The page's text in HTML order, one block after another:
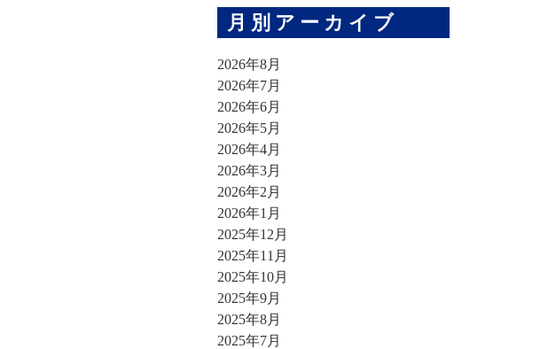
月別アーカイブ
2026年8月
2026年7月
2026年6月
2026年5月
2026年4月
2026年3月
2026年2月
2026年1月
2025年12月
2025年11月
2025年10月
2025年9月
2025年8月
2025年7月